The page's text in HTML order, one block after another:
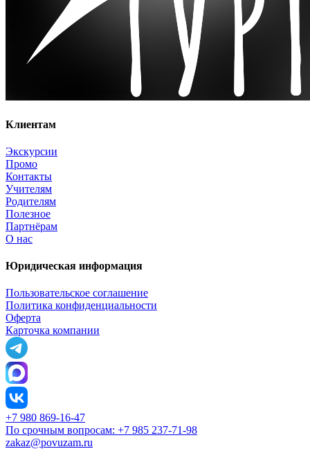
Клиентам
Экскурсии
Промо
Контакты
Учителям
Родителям
Полезное
Партнёрам
О нас
Юридическая информация
Пользовательское соглашение
Политика конфиденциальности
Оферта
Карточка компании
+7 980 869-16-47
По срочным вопросам: +7 985 237-71-98
zakaz@povuzam.ru